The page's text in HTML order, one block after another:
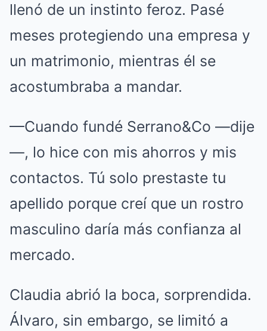
llenó de un instinto feroz. Pasé
meses protegiendo una empresa y
un matrimonio, mientras él se
acostumbraba a mandar.
—Cuando fundé Serrano&Co —dije
—, lo hice con mis ahorros y mis
contactos. Tú solo prestaste tu
apellido porque creí que un rostro
masculino daría más confianza al
mercado.
Claudia abrió la boca, sorprendida.
Álvaro, sin embargo, se limitó a